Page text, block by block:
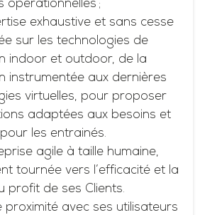
opérationnelles ;
exhaustive et sans cesse
sur les technologies de
indoor et outdoor, de la
instrumentée aux dernières
virtuelles, pour proposer
adaptées aux besoins et
les entrainés.
agile à taille humaine,
tournée vers l’efficacité et la
profit de ses Clients.
proximité avec ses utilisateurs